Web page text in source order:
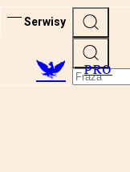
Serwisy
PRO